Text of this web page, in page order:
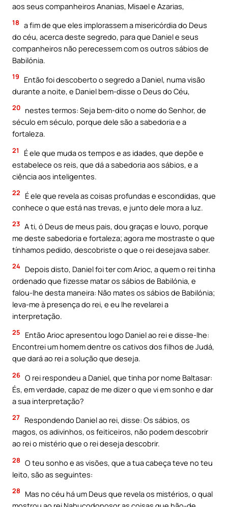
aos seus companheiros Ananias, Misael e Azarias,
18 a fim de que eles implorassem a misericórdia do Deus
do céu, acerca deste segredo, para que Daniel e seus
companheiros não perecessem com os outros sábios de
Babilónia.
19
Então foi descoberto o segredo a Daniel, numa visão
durante a noite, e Daniel bem-disse o Deus do Céu,
20 nestes termos: Seja bem-dito o nome do Senhor, de
século em século, porque dele são a sabedoria e a
fortaleza.
21
É ele que muda os tempos e as idades, que depõe e
estabelece os reis, que dá a sabedoria aos sábios, e a
ciência aos inteligentes.
22
É ele que revela as coisas profundas e escondidas, que
conhece o que está nas trevas, e junto dele mora a luz.
23 A ti, ó Deus de meus pais, dou graças e louvo, porque
me deste sabedoria e fortaleza; agora me mostraste o que
tínhamos pedido, descobriste o que o rei desejava saber.
24 Depois disto, Daniel foi ter com Arioc, a quem o rei tinha
ordenado que fizesse matar os sábios de Babilónia, e
falou-lhe desta maneira: Não mates os sábios de Babilónia;
leva-me à presença do rei, e eu lhe revelarei a
interpretação.
25
Então Arioc apresentou logo Daniel ao rei e disse-lhe:
Encontrei um homem dentre os cativos dos filhos de Judá,
que dará ao rei a solução que deseja.
26 O rei respondeu a Daniel, que tinha por nome Baltasar:
És, em verdade, capaz de me dizer o que vi em sonho e dar
a sua interpretação?
27 Respondendo Daniel ao rei, disse: Os sábios, os
magos, os adivinhos, os feiticeiros, não podem descobrir
ao rei o mistério que o rei deseja descobrir.
28 O teu sonho e as visões, que a tua cabeça teve no teu
leito, são as seguintes:
28
Mas no céu há um Deus que revela os mistérios, o qual